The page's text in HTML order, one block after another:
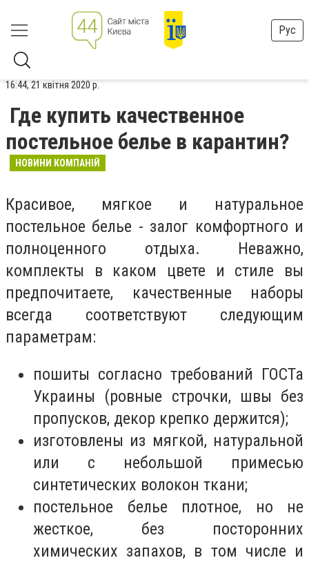
Рус
16:44, 21 квітня 2020 р.
Где купить качественное
постельное белье в карантин?
НОВИНИ КОМПАНІЙ
Красивое, мягкое и натуральное
постельное белье - залог комфортного и
полноценного отдыха. Неважно,
комплекты в каком цвете и стиле вы
предпочитаете, качественные наборы
всегда соответствуют следующим
параметрам:
пошиты согласно требований ГОСТа
Украины (ровные строчки, швы без
пропусков, декор крепко держится);
изготовлены из мягкой, натуральной
или с небольшой примесью
синтетических волокон ткани;
постельное белье плотное, но не
жесткое, без посторонних
химических запахов, в том числе и